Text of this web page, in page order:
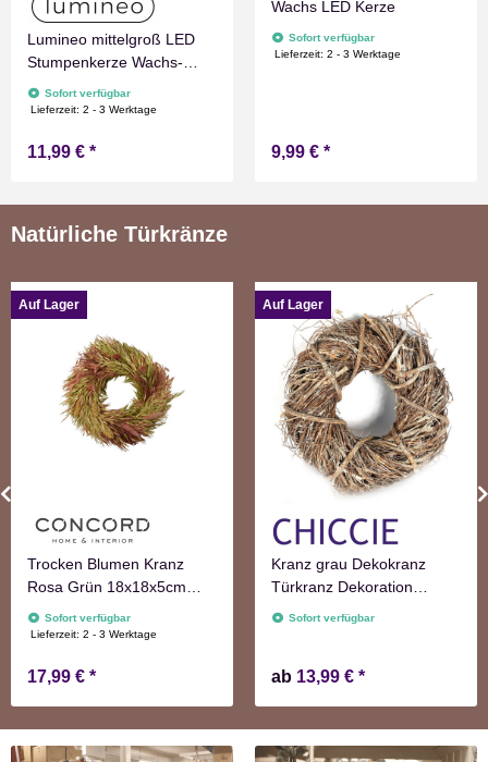
Lumineo mittelgroß LED
Stumpenkerze Wachs-
Optik Weiß mit Timer
Flammen Effect für
hoch
Sofort verfügbar
Lieferzeit:2 - 3 Werktage
11,99 € *
Wachs LED Kerze
Sofort verfügbar
Lieferzeit:2 - 3 Werktage
9,99 € *
Natürliche Türkränze
Auf Lager
Trocken Blumen Kranz
Rosa Grün 18x18x5cm
Türkranz Frühling Herbst
Sofort verfügbar
Lieferzeit:2 - 3 Werktage
17,99 € *
Auf Lager
Kranz grau Dekokranz
Türkranz Dekoration
Wanddekoration
Sofort verfügbar
ab 13,99 € *